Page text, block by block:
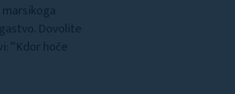
Dovolite
“Kdor hoče